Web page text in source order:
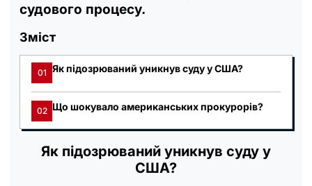
судового процесу.
Зміст
01 Як підозрюваний уникнув суду у США?
02 Що шокувало американських прокурорів?
Як підозрюваний уникнув суду у
США?